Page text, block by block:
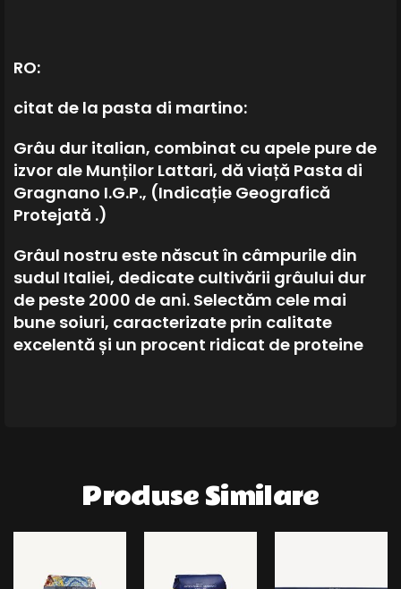
RO:
citat de la pasta di martino:
Grâu dur italian, combinat cu apele pure de
izvor ale Munților Lattari, dă viață Pasta di
Gragnano I.G.P., (Indicație Geografică
Protejată .)
Grâul nostru este născut în câmpurile din
sudul Italiei, dedicate cultivării grâului dur
de peste 2000 de ani. Selectăm cele mai
bune soiuri, caracterizate prin calitate
excelentă și un procent ridicat de proteine
Produse Similare